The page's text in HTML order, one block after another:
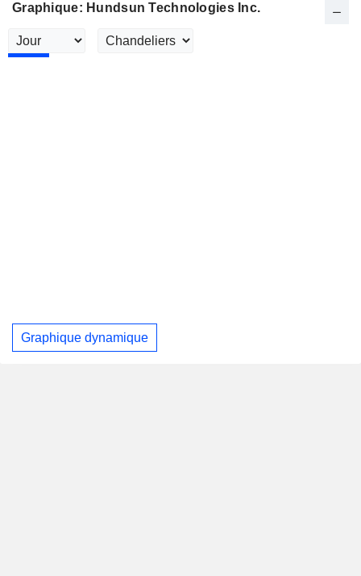
Graphique: Hundsun Technologies Inc.
Graphique dynamique